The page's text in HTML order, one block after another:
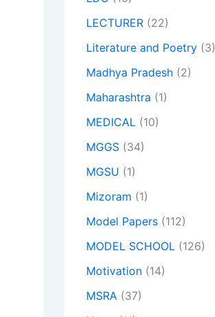
LECTURER (22)
Literature and Poetry (3)
Madhya Pradesh (2)
Maharashtra (1)
MEDICAL (10)
MGGS (34)
MGSU (1)
Mizoram (1)
Model Papers (112)
MODEL SCHOOL (126)
Motivation (14)
MSRA (37)